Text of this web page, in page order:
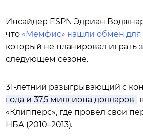
Инсайдер ESPN Эдриан
что «Мемфис» нашли обмен для
который не планировал играть
следующем сезоне.
31-летний разыгрывающий с
года и 37,5 миллиона долларов
«Клипперс», где провел свои
НБА (2010–2013).